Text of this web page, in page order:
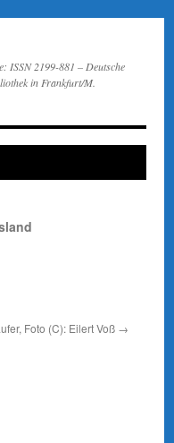
ISSN 2199-881 – Deutsche
in Frankfurt/M.
Foto (C): Eilert Voß